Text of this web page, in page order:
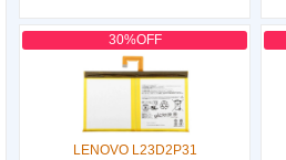
30%OFF
LENOVO L23D2P31